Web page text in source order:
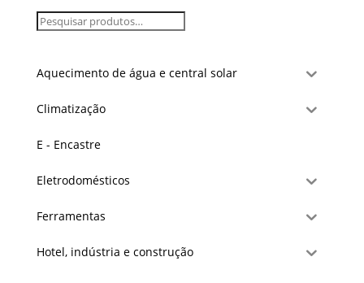
Aquecimento de água e central solar
Climatização
E - Encastre
Eletrodomésticos
Ferramentas
Hotel, indústria e construção